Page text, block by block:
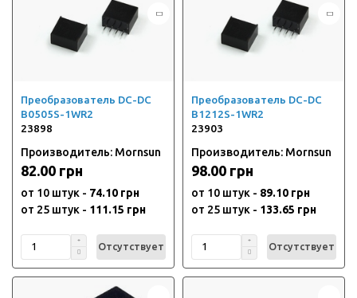
Преобразователь DC-DC
B0505S-1WR2
23898
Производитель: Mornsun
82.00 грн
от 10 штук - 74.10 грн
от 25 штук - 111.15 грн
Отсутствует
Преобразователь DC-DC
B1212S-1WR2
23903
Производитель: Mornsun
98.00 грн
от 10 штук - 89.10 грн
от 25 штук - 133.65 грн
Отсутствует